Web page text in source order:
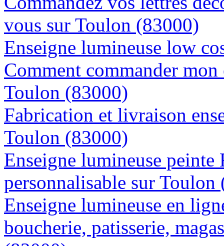
vous sur Toulon (83000)
Enseigne lumineuse low
Comment commander
Toulon (83000)
Fabrication et livraison
Toulon (83000)
Enseigne lumineuse
personnalisable sur Toulon
Enseigne lumineuse en
boucherie, patisserie,